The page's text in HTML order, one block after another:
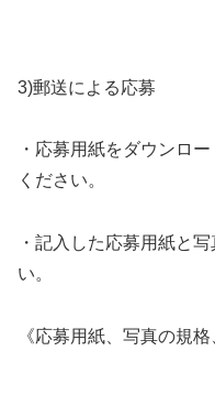
3)郵送による応募
・応募用紙をダウンロ
ください。
・記入した応募用紙と
い。
《応募用紙、写真の規